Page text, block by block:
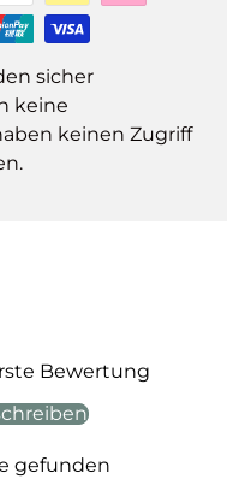
sicher
keine
keinen Zugriff
Bewertung
gefunden